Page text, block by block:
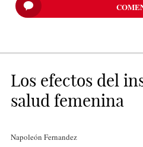
Los efectos del
salud femenina
Napoleón Fernandez